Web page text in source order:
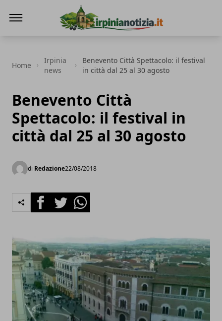
Home
Irpinia
news
Benevento Città Spettacolo: il festival
in città dal 25 al 30 agosto
Benevento Città
Spettacolo: il festival in
città dal 25 al 30 agosto
di Redazione22/08/2018
FacebookTwitterWhatsapp